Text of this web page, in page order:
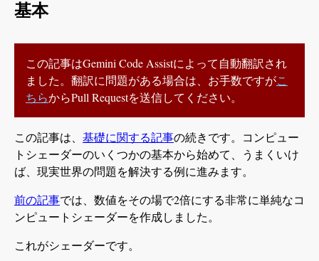
基本
この記事はGemini Code Assistによって自動翻訳され
ました。翻訳に問題がある場合は、お手数ですがこ
ちらからPull Requestを送信してください。
この記事は、 基礎に関する記事の続きです。コンピュー
トシェーダーのいくつかの基本から始めて、うまくいけ
ば、現実世界の問題を解決する例に進みます。
前の記事では、数値をその場で2倍にする非常に単純なコ
ンピュートシェーダーを作成しました。
これがシェーダーです。